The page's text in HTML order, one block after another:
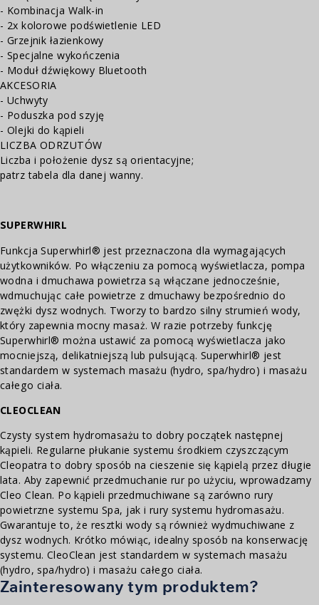
- Kombinacja Walk-in
- 2x kolorowe podświetlenie LED
- Grzejnik łazienkowy
- Specjalne wykończenia
- Moduł dźwiękowy Bluetooth
AKCESORIA
- Uchwyty
- Poduszka pod szyję
- Olejki do kąpieli
LICZBA ODRZUTÓW
Liczba i położenie dysz są orientacyjne;
patrz tabela dla danej wanny.
SUPERWHIRL
Funkcja Superwhirl® jest przeznaczona dla wymagających
użytkowników. Po włączeniu za pomocą wyświetlacza, pompa
wodna i dmuchawa powietrza są włączane jednocześnie,
wdmuchując całe powietrze z dmuchawy bezpośrednio do
zwężki dysz wodnych. Tworzy to bardzo silny strumień wody,
który zapewnia mocny masaż. W razie potrzeby funkcję
Superwhirl® można ustawić za pomocą wyświetlacza jako
mocniejszą, delikatniejszą lub pulsującą. Superwhirl® jest
standardem w systemach masażu (hydro, spa/hydro) i masażu
całego ciała.
CLEOCLEAN
Czysty system hydromasażu to dobry początek następnej
kąpieli. Regularne płukanie systemu środkiem czyszczącym
Cleopatra to dobry sposób na cieszenie się kąpielą przez długie
lata. Aby zapewnić przedmuchanie rur po użyciu, wprowadzamy
Cleo Clean. Po kąpieli przedmuchiwane są zarówno rury
powietrzne systemu Spa, jak i rury systemu hydromasażu.
Gwarantuje to, że resztki wody są również wydmuchiwane z
dysz wodnych. Krótko mówiąc, idealny sposób na konserwację
systemu. CleoClean jest standardem w systemach masażu
(hydro, spa/hydro) i masażu całego ciała.
Zainteresowany tym produktem?